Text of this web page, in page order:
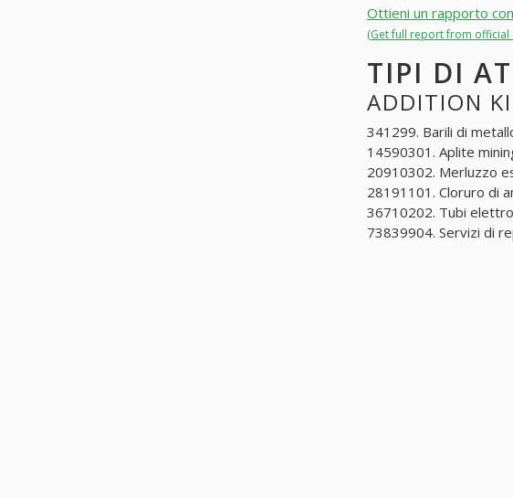
Ottieni un rapporto
(Get full report from official
TIPI DI
ADDITION
341299. Barili di
14590301. Aplite
20910302. Merluzzo
28191101. Cloruro di
36710202. Tubi
73839904. Servizi di